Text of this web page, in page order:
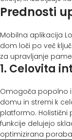
Prednosti
Mobilna aplikacija
dom loči po več
za upravljanje
1. Celovita
Omogoča popolno
domu in stremi k
platformo.
funkcije delujejo
optimizirana